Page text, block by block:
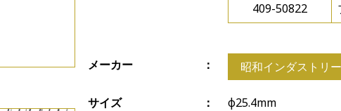
409-50822
メーカー 昭和インダストリ
サイズ φ25.4mm